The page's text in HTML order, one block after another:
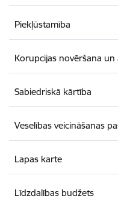
Piekļūstamība
Korupcijas novēršana un
Sabiedriskā kārtība
Veselības veicināšanas
Lapas karte
Līdzdalības budžets